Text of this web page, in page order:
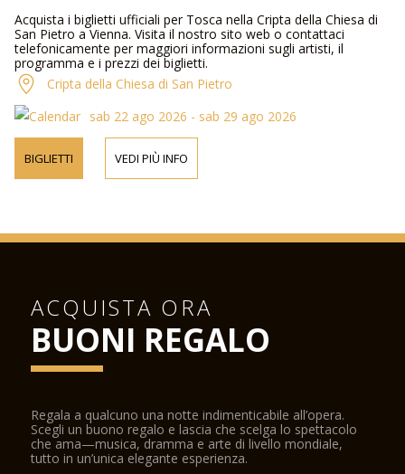
Acquista i biglietti ufficiali per Tosca nella Cripta della Chiesa di
San Pietro a Vienna. Visita il nostro sito web o contattaci
telefonicamente per maggiori informazioni sugli artisti, il
programma e i prezzi dei biglietti.
Cripta della Chiesa di San Pietro
sab 22 ago 2026 - sab 29 ago 2026
BIGLIETTI VEDI PIÙ INFO
ACQUISTA ORA
BUONI REGALO
Regala a qualcuno una notte indimenticabile all’opera.
Scegli un buono regalo e lascia che scelga lo spettacolo
che ama—musica, dramma e arte di livello mondiale,
tutto in un’unica elegante esperienza.